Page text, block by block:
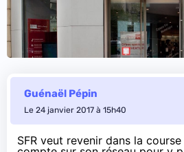
Guénaël Pépin
Le 24 janvier 2017 à 15h40
SFR veut revenir dans la